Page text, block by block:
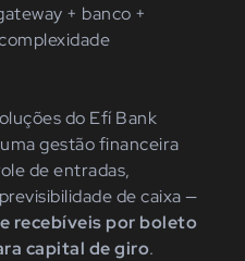
+ banco +
do Efí Bank
gestão financeira
de entradas,
de caixa —
recebíveis por boleto
capital de giro.